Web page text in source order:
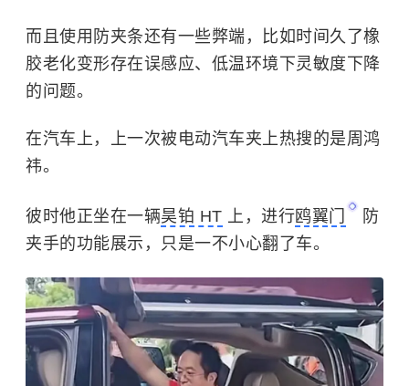
而且使用防夹条还有一些弊端，比如时间久了橡
胶老化变形存在误感应、低温环境下灵敏度下降
的问题。
在汽车上，上一次被电动汽车夹上热搜的是周鸿
祎。
彼时他正坐在一辆昊铂 HT 上，进行鸥翼门
防
夹手的功能展示，只是一不小心翻了车。